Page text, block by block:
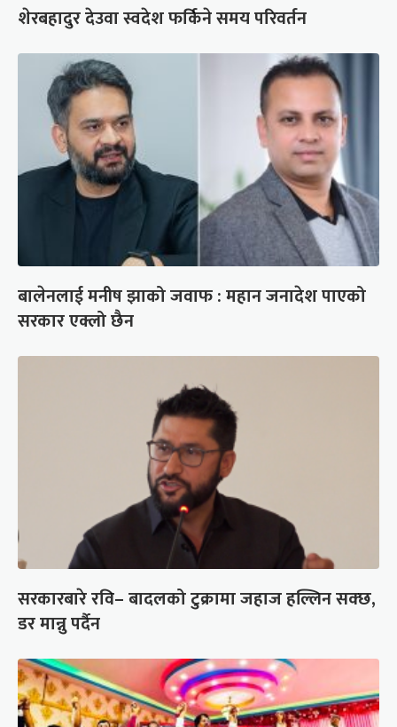
शेरबहादुर देउवा स्वदेश फर्किने समय परिवर्तन
बालेनलाई मनीष झाको जवाफ : महान जनादेश पाएको
सरकार एक्लो छैन
सरकारबारे रवि– बादलको टुक्रामा जहाज हल्लिन सक्छ,
डर मान्नु पर्दैन